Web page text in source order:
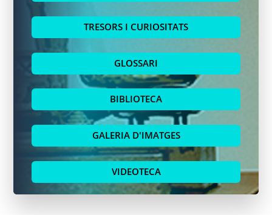
TRESORS I CURIOSITATS
GLOSSARI
BIBLIOTECA
GALERIA D'IMATGES
VIDEOTECA